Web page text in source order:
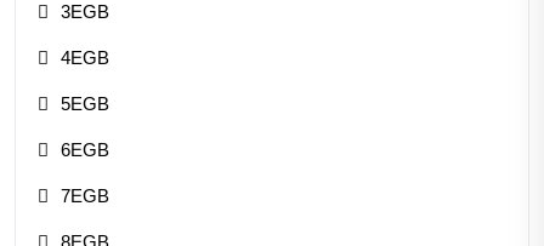
3EGB
4EGB
5EGB
6EGB
7EGB
8EGB